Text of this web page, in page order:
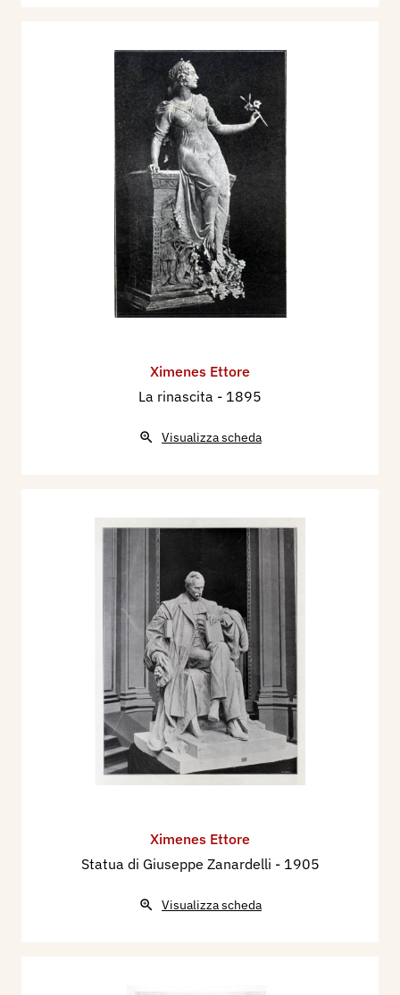
Neoclassici ai Futuristi ed oltre, catalogo mostra,
Brescia, Santa Giulia, novembre - gennaio 1990,
1991 - L. Farinelli, P. P. Mendogni e G. Godi, Guda
di Parma, Parma, Silva Editore, p. 101, 106.
1994 - Vincenzo Vicario, Gli scultori italiani, Dal
neoclassico al liberty, seconda edizione, volume
secondo, Lodi, Il Pomerio, pp. 1111/1125.
2003 - Alfonso Panzetta, Nuovo Dizionario degli
Scultori Italiani dell’ottocento e del primo
novecento, volume II, M-Z, Adarte, p. 980.
Ximenes Ettore
La rinascita - 1895
Visualizza scheda
Ximenes Ettore
Statua di Giuseppe Zanardelli - 1905
Visualizza scheda